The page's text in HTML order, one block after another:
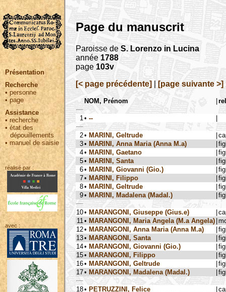
Présentation
Recherche
• personne
•page
Assistance
• recherche
•état des
dépouillements
•manuel de saisie
réalisé par :
avec :
Page du manuscrit
Paroisse de S. Lorenzo in Lucina
année 1788
page 103v
[< page précédente]
[page suivante >]
NOM, Prénom
1 • --
2• MARINI, Geltrude
3• MARINI, Anna Maria (Anna M.a)
4• MARINI, Gaetano
5• MARINI, Santa
6• MARINI, Giovanni (Gio.)
7• MARINI, Filippo
8• MARINI, Geltrude
9• MARINI, Madalena (Madal.)
10• MARANGONI, Giuseppe (Gius.e)
11 • MARANGONI, Maria Angela (M.a Angela)
12• MARANGONI, Anna Maria (Anna M.a)
13• MARANGONI, Santa
14• MARANGONI, Giovanni (Gio.)
15• MARANGONI, Filippo
16• MARANGONI, Geltrude
17• MARANGONI, Madalena (Madal.)
18• PETRUZZINI, Felice